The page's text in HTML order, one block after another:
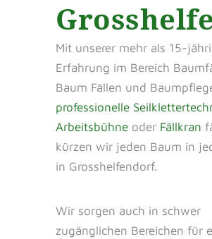
Mit unserer mehr als 15-
Erfahrung im Bereich
Baum Fällen und
professionelle
Arbeitsbühne oder Fällkran
kürzen wir jeden Baum in
in Grosshelfendorf.
Wir sorgen auch in schwer
zugänglichen Bereichen für